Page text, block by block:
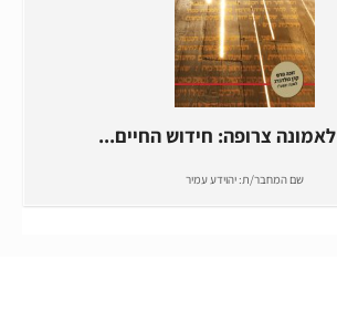
צרופה: חידוש החיים...
שם המחבר/ת:יהוידע עמיר